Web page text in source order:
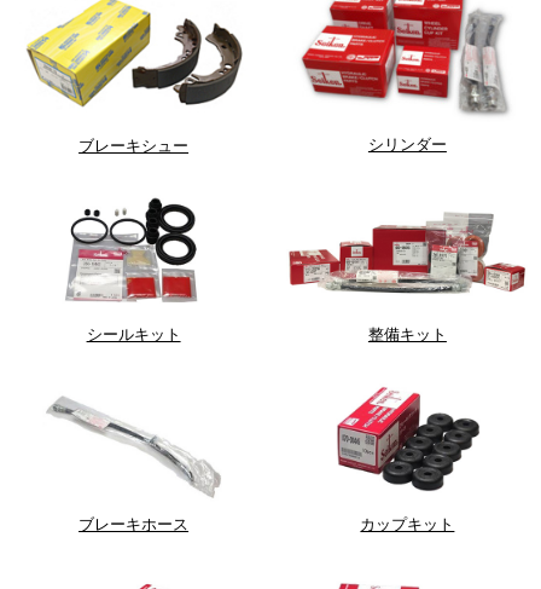
ブレーキシュー シリンダー
シールキット 整備キット
ブレーキホース カップキット